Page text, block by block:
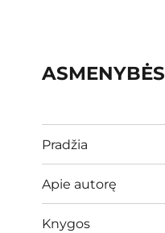
ASMENYBĖS
Pradžia
Apie autorę
Knygos